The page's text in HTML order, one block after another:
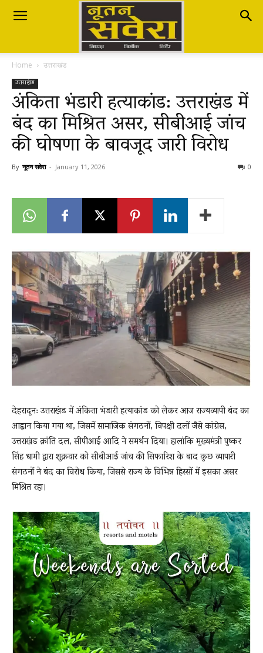
Nutan
Savera
नूतन
सवेरा
Breaking
News
LIVE
Home उत्तराखंड
उत्तराखंड
अंकिता भंडारी हत्याकांड: उत्तराखंड में
बंद का मिश्रित असर, सीबीआई जांच
की घोषणा के बावजूद जारी विरोध
By नूतन सवेरा - January 11, 2026 0
देहरादून: उत्तराखंड में अंकिता भंडारी हत्याकांड को लेकर आज राज्यव्यापी बंद का
आह्वान किया गया था, जिसमें सामाजिक संगठनों, विपक्षी दलों जैसे कांग्रेस,
उत्तराखंड क्रांति दल, सीपीआई आदि ने समर्थन दिया। हालांकि मुख्यमंत्री पुष्कर
सिंह धामी द्वारा शुक्रवार को सीबीआई जांच की सिफारिश के बाद कुछ व्यापारी
संगठनों ने बंद का विरोध किया, जिससे राज्य के विभिन्न हिस्सों में इसका असर
मिश्रित रहा।